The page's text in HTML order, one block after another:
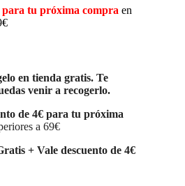
para tu próxima compra en
en tienda gratis. Te
venir a recogerlo.
de 4€ para tu próxima
a 69€
+ Vale descuento de 4€